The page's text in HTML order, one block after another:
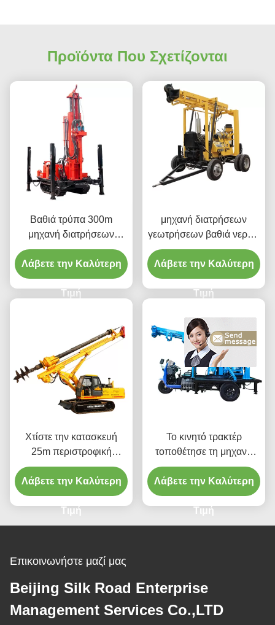
Προϊόντα Που Σχετίζονται
Βαθιά τρύπα 300m
μηχανή διατρήσεων
γεωτρήσεων νερού
βράχου DTH
Λάβετε την Καλύτερη
Τιμή
μηχανή διατρήσεων
γεωτρήσεων βαθιά νερών
200m υπόγεια
Λάβετε την Καλύτερη
Τιμή
Χτίστε την κατασκευή
25m περιστροφική
μηχανή διατρήσεων
γεωτρήσεων
Λάβετε την Καλύτερη
Τιμή
Το κινητό τρακτέρ
τοποθέτησε τη μηχανή
εγκαταστάσεων
γεώτρησης διατρήσεων
γεωτρήσεων νερού
Λάβετε την Καλύτερη
Τιμή
Επικοινωνήστε μαζί μας
Beijing Silk Road Enterprise
Management Services Co.,LTD